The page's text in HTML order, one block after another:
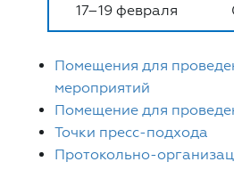
17–19 февраля
Помещения для
мероприятий
Помещение для
Точки пресс-подхода
Протокольно-